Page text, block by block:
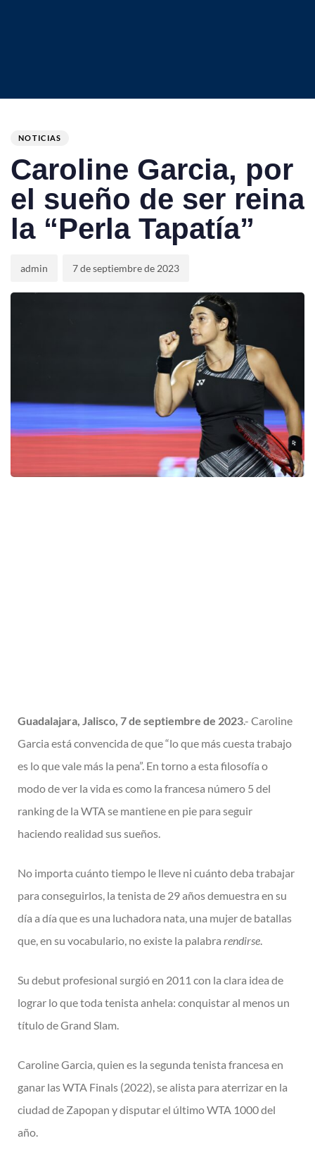
IN:
NOTICIAS
Caroline Garcia, por
el sueño de ser reina
la “Perla Tapatía”
admin 7 de septiembre de 2023
Guadalajara, Jalisco, 7 de septiembre de 2023.- Caroline
Garcia está convencida de que “lo que más cuesta trabajo
es lo que vale más la pena”. En torno a esta filosofía o
modo de ver la vida es como la francesa número 5 del
ranking de la WTA se mantiene en pie para seguir
haciendo realidad sus sueños.
No importa cuánto tiempo le lleve ni cuánto deba trabajar
para conseguirlos, la tenista de 29 años demuestra en su
día a día que es una luchadora nata, una mujer de batallas
que, en su vocabulario, no existe la palabra rendirse.
Su debut profesional surgió en 2011 con la clara idea de
lograr lo que toda tenista anhela: conquistar al menos un
título de Grand Slam.
Caroline Garcia, quien es la segunda tenista francesa en
ganar las WTA Finals (2022), se alista para aterrizar en la
ciudad de Zapopan y disputar el último WTA 1000 del
año.